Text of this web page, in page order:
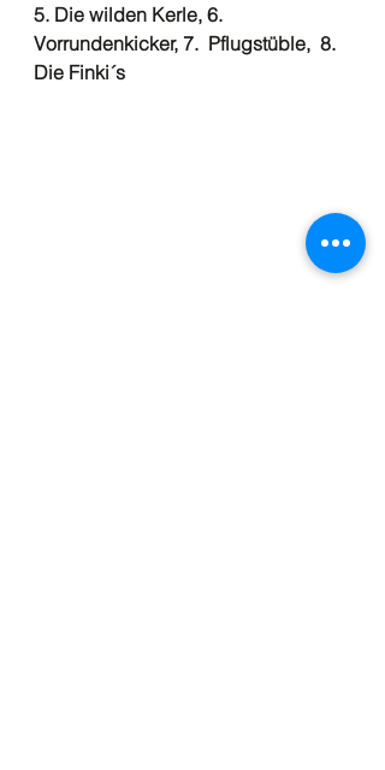
5. Die wilden Kerle, 6.
Vorrundenkicker, 7.  Pflugstüble,  8.
Die Finki´s